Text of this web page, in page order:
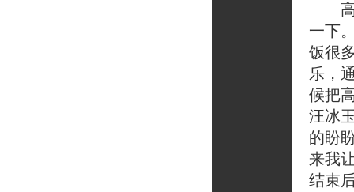
高
一下
饭很
乐，
候把
汪冰
的盼
来我
结束